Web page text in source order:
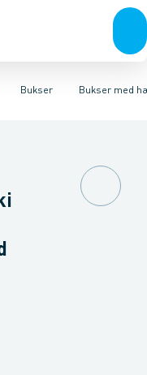
Undertøj & sokkerSko
Bukser Knæskånere
Bukser med
med lårlommer